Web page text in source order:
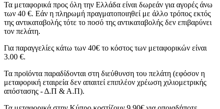
Τα μεταφορικά προς όλη την Ελλάδα είναι δωρεάν για αγορές άνω
των 40 €. Εάν η πληρωμή πραγματοποιηθεί με άλλο τρόπος εκτός
της αντικαταβολής τότε το ποσό της αντικαταβολής δεν επιβαρύνει
τον πελάτη.
Για παραγγελίες κάτω των 40€ το κόστος των μεταφορικών είναι
3.00 €.
Τα προϊόντα παραδίδονται στη διεύθυνση του πελάτη (εφόσον η
μεταφορική εταιρεία δεν απαιτεί επιπλέον χρέωση χιλιομετρικής
απόστασης - Δ.Π & Α.Π).